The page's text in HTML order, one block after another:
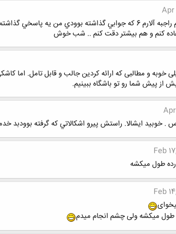
Apr
مهندس جان بازم سلام راجبه آلارم 6 كه جوابي گذاشته
كنم و هم بيشتر دقت كنم .. شب خوش
خوبه و مطالبی که ارائه کردین جالب و قابل تامل. اما
از پیش شما رو تو باشگاه ببینیم.
Apr
خوبيد ايشالا. راستش پيرو اشكالاتي كه گرفته بوودبد
Feb
طول میکشه
Feb
طول میکشه ولی چشم انجام میدم